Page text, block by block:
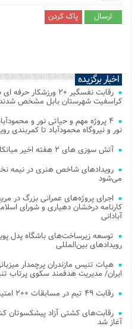
اخبار برگزیده
کراسفیت شهرستان بابل مشخص
۴ پروژه مهم و حیاتی نور و
نور و نیروگاه محمودآباد تا کمربندی
آتش‌ سوزی‌ های ۲ هفته اخیر میانکاله عمدی بود
می‌شود
اجرای پروژه‌های عمرانی بزرگ در
کارنامه درخشان دهیاری و شورای
آبادانی
توسعه زیرساخت‌های باشگاه پدل
رویدادهای بین‌المللی
هیات تنیس مازندران پرچمدار
ایران/ مدیریت هدفمند سکوی پرتاب
رقابت ۴۹ تیم در مسابقات ۲۰۰ امتیازی تنیس ساحلی کشور در مازندران
آغاز شد